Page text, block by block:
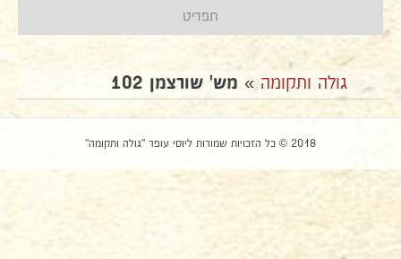
תפריט
גולה ותקומה » מש' שורצמן 102
2018 © כל הזכויות שמורות ליוסי עופר "גולה ותקומה"